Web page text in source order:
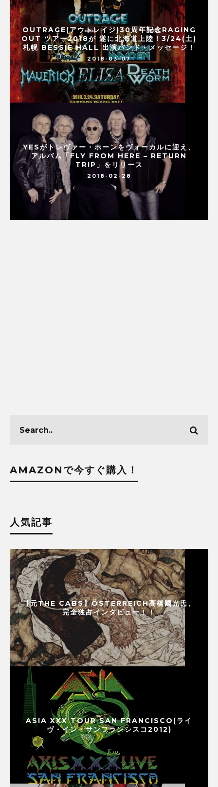
OUTRAGE(アウトレイジ)30周年記念RAGING
OUT ツアー2018が 遂に北海道上陸！3/24(土)
札幌 BESSIE HALL 出演バンド・メッセージ！
2018-03-07
YESがトレヴァー・ホーンをヴォーカルに迎え、
アルバム「FLY FROM HERE – RETURN
TRIP」をリリース
2018-02-28
AMAZONで今すぐ購入！
人気記事
【元THE CABS】ÖSTERREICH高橋國光氏、
完全独占インタビュー！！
ASIA XXX TOUR SAN FRANCISCO(ライ
ヴ・イン・サンフランシスコ2012)